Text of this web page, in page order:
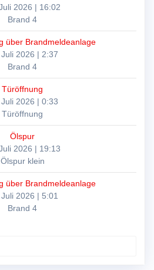
2026 | 16:02
Brand 4
über Brandmeldeanlage
2026 | 2:37
Brand 4
Türöffnung
2026 | 0:33
Türöffnung
Ölspur
2026 | 19:13
Ölspur klein
über Brandmeldeanlage
2026 | 5:01
Brand 4